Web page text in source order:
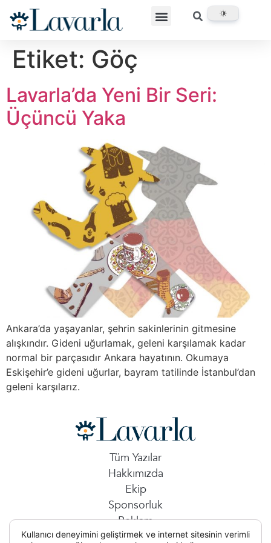
Etiket: Göç
Lavarla’da Yeni Bir Seri:
Üçüncü Yaka
Ankara’da yaşayanlar, şehrin sakinlerinin gitmesine
alışkındır. Gideni uğurlamak, geleni karşılamak kadar
normal bir parçasıdır Ankara hayatının. Okumaya
Eskişehir’e gideni uğurlar, bayram tatilinde İstanbul’dan
geleni karşılarız.
Tüm Yazılar
Hakkımızda
Ekip
Sponsorluk
Reklam
İletişim
Kullanıcı deneyimini geliştirmek ve internet sitesinin verimli